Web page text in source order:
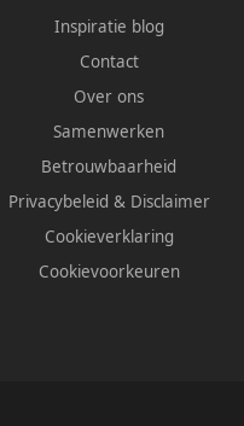
Inspiratie blog
Contact
Over ons
Samenwerken
Betrouwbaarheid
Privacybeleid & Disclaimer
Cookieverklaring
Cookievoorkeuren